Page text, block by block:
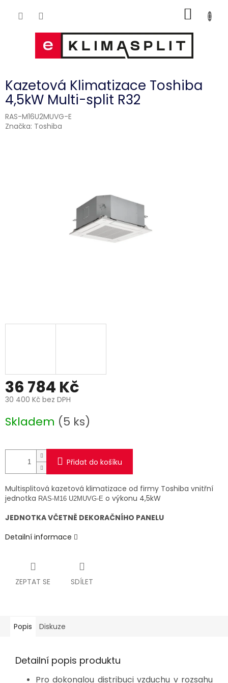
KOŠÍK
Kazetová Klimatizace Toshiba
4,5kW Multi-split R32
RAS-M16U2MUVG-E
Značka: Toshiba
36 784 Kč
30 400 Kč bez DPH
cena:
Skladem (5 ks)
Přidat do košíku
Multisplitová kazetová klimatizace od firmy Toshiba vnitřní
jednotka RAS-M16 U2MUVG-E o výkonu 4,5kW
JEDNOTKA VČETNĚ DEKORAČNÍHO PANELU
Detailní informace
ZEPTAT SE SDÍLET
Popis Diskuze
Detailní popis produktu
Pro dokonalou distribuci vzduchu v rozsahu